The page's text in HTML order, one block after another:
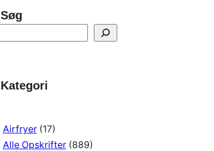
Søg
Kategori
Airfryer(17)
Alle Opskrifter(889)